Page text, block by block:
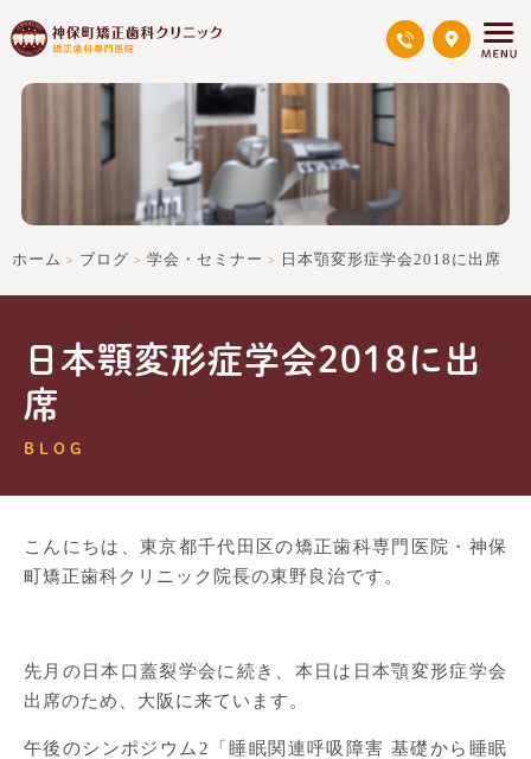
ホーム > ブログ > 学会・セミナー > 日本顎変形症学会2018に出席
日本顎変形症学会2018に出
席
BLOG
こんにちは、東京都千代田区の矯正歯科専門医院・神保
町矯正歯科クリニック院長の東野良治です。
先月の日本口蓋裂学会に続き、本日は日本顎変形症学会
出席のため、大阪に来ています。
午後のシンポジウム2「睡眠関連呼吸障害 基礎から睡眠